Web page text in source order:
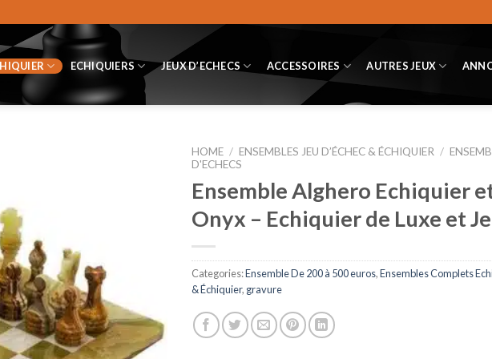
ECHIQUIERS JEUX D’ECHECS ACCESSOIRES AUTRES JEUX
HOME / ENSEMBLES JEU D’ÉCHEC & ÉCHIQUIER /
D'ECHECS
Ensemble Alghero Echiquier et
Onyx – Echiquier de Luxe et
Categories:Ensemble De 200 à 500 euros,Ensembles Complets
& Échiquier, gravure